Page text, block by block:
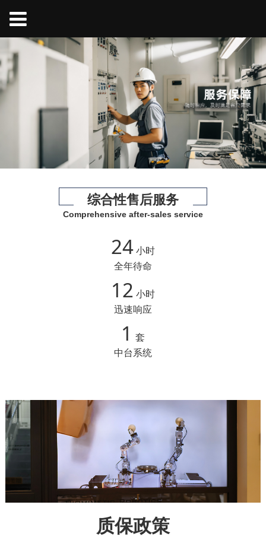
综合性售后服务
Comprehensive after-sales service
24 小时
全年待命
12 小时
迅速响应
1 套
中台系统
质保政策